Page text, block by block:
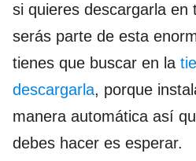
si quieres descargarla en
serás parte de esta
tienes que buscar en la
descargarla, porque
manera automática así
debes hacer es esperar.